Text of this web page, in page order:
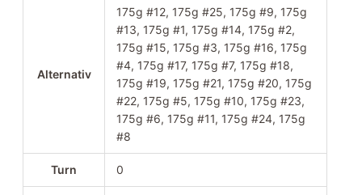
Alternativ
175g #12, 175g #25, 175g #9, 175g
#13, 175g #1, 175g #14, 175g #2,
175g #15, 175g #3, 175g #16, 175g
#4, 175g #17, 175g #7, 175g #18,
175g #19, 175g #21, 175g #20, 175g
#22, 175g #5, 175g #10, 175g #23,
175g #6, 175g #11, 175g #24, 175g
#8
Turn 0